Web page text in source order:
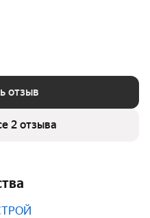
отзыв
2 отзыва